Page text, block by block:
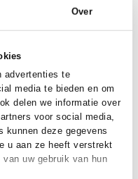
Over
advertenties te
media te bieden en om
delen we informatie over
voor social media,
kunnen deze gegevens
u aan ze heeft verstrekt
uw gebruik van hun